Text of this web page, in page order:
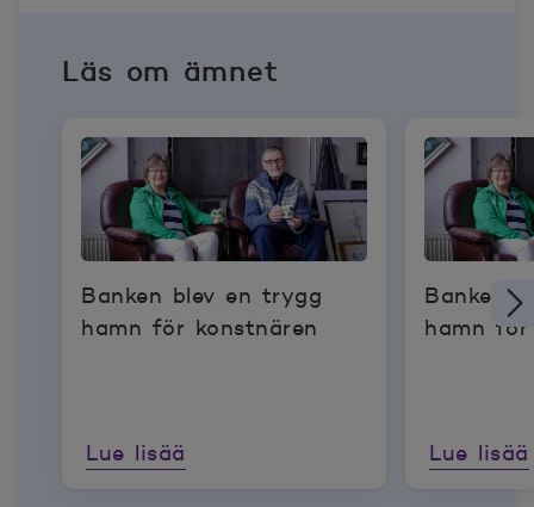
Läs om ämnet
Banken blev en trygg
hamn för konstnären
Lue lisää
Banken
hamn för
Lue lisää